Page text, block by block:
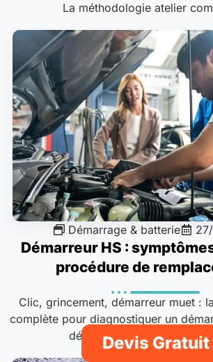
La méthodologie atelier
Démarrage & batterie
Démarreur HS :
procédure de
Clic, grincement, démarreur muet :
complète pour diagnostiquer un
dépose-repose et les prix
Devis Gratuit